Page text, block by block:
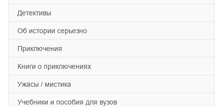
детективы
об истории серьезно
приключения
книги о приключениях
ужасы / мистика
учебники и пособия для вузов